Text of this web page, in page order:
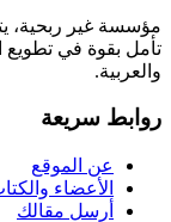
مؤسسة غير ربحية،
تأمل بقوة في تطويع
والعربية.
روابط سريعة
عن الموقع
الأعضاء
أرسل مقالك